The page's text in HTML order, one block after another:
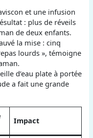
et une infusion
: plus de réveils
de deux enfants.
la mise : cinq
lourds », témoigne
d’eau plate à portée
a fait une grande
Impact